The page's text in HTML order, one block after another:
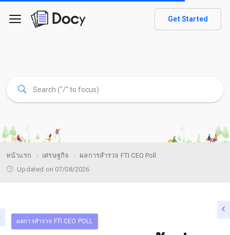
Get Started
หน้าแรก เศรษฐกิจ
ผลการสำรวจ FTI CEO Poll
Updated on 07/08/2026
ผลการสำรวจ FTI CEO POLL